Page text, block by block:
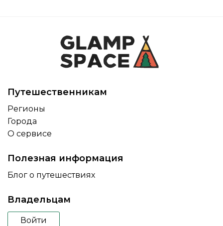
Путешественникам
Регионы
Города
О сервисе
Полезная информация
Блог о путешествиях
Владельцам
Войти